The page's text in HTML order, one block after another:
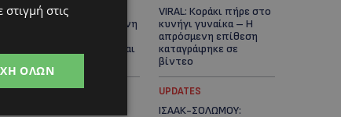
ΔΕΝ ΥΠΟΧΩΡΕΙ Ο
ΚΑΥΣΩΝΑΣ: Νέα κίτρινη
40άρια – Πότε τίθεται
VIRAL: Κοράκι πήρε στο
κυνήγι γυναίκα – Η
απρόσμενη επίθεση
καταγράφηκε σε
βίντεο
UPDATES UPDATES
ΙΣΑΑΚ-ΣΟΛΩΜΟΥ:
στις
ΌΛΩΝ